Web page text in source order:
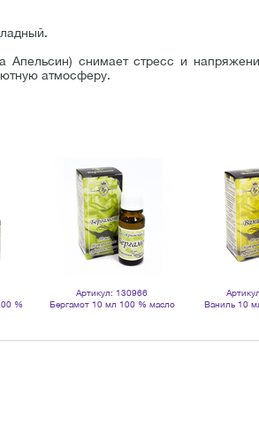
Апельсин) снимает стресс и
атмосферу.
%
Артикул: 130966
Бергамот 10 мл 100 % масло
Ваниль 10